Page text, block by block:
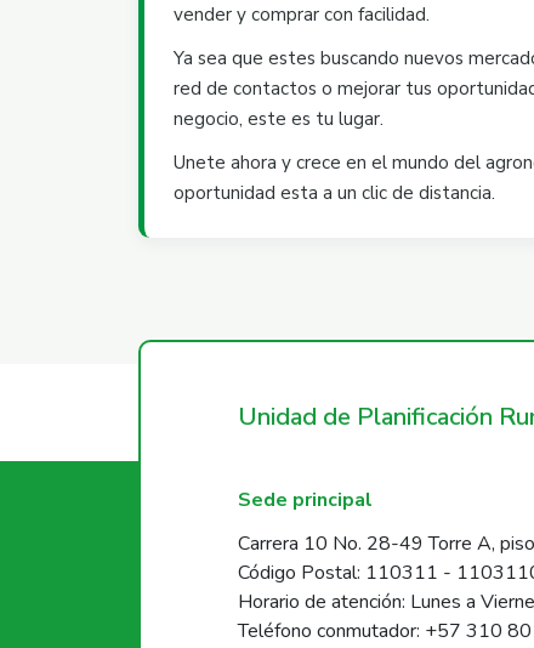
vender y comprar con facilidad.
Ya sea que estes buscando nuevos
red de contactos o mejorar tus
negocio, este es tu lugar.
Unete ahora y crece en el mundo del
oportunidad esta a un clic de distancia.
Unidad de Planificación
Sede principal
Carrera 10 No. 28-49 Torre A,
Código Postal: 110311 -
Horario de atención: Lunes a
Teléfono conmutador: +57 310